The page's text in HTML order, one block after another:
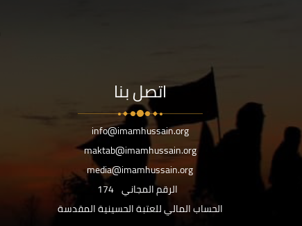
اتصل بنا
info@imamhussain.org
maktab@imamhussain.org
media@imamhussain.org
الرقم المجاني 174
الحساب المالي للعتبة الحسينية المقدسة